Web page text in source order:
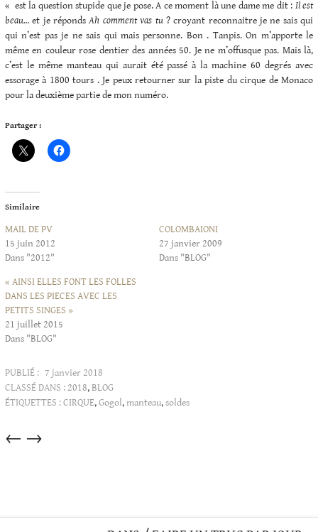
« est la question stupide que je pose. A ce moment là une dame me dit : Il est
beau… et je répondsAh comment vas tu? croyant reconnaitre je ne sais qui
qui n’est pas je ne sais qui mais personne. Bon . Tanpis. On m’apporte le
même en couleur rose dentier des années 50. Je ne m’offusque pas. Mais là,
c’est le même manteau qui aurait été passé à la machine 60 degrés avec
essorage à 1800 tours . Je peux retourner sur la piste du cirque de Monaco
pour la deuxième partie de mon numéro.
Partager :
Similaire
MAIL DE PV
15 juin 2012
Dans "2012"
COLOMBAIONI
27 janvier 2009
Dans "BLOG"
« AINSI ELLES FONT LES FOLLES
DANS LES PIECES AVEC LES
PETITS SINGES »
21 juillet 2015
Dans "BLOG"
PUBLIÉ : 7 janvier 2018
CLASSÉ DANS : 2018,BLOG
ÉTIQUETTES :CIRQUE,Gogol,manteau,soldes
Articles
→
←